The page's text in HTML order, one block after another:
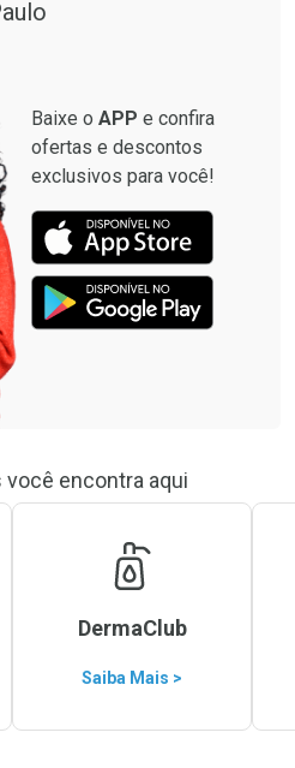
Baixe o APP e confira
ofertas e descontos
exclusivos para você!
encontra aqui
DermaClub
Saiba Mais >